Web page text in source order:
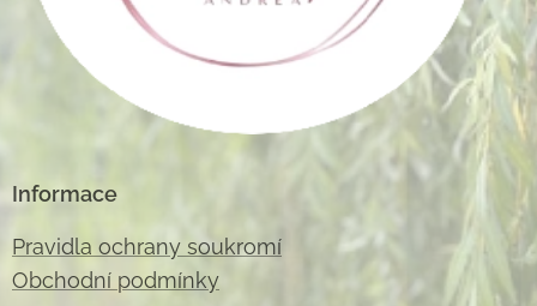
Informace
Pravidla ochrany soukromí
Obchodní podmínky